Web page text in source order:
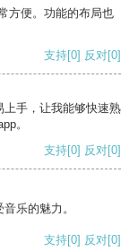
方便。功能的布局也
支持[0] 反对[0]
手，让我能够快速熟
。
支持[0] 反对[0]
乐的魅力。
支持[0] 反对[0]